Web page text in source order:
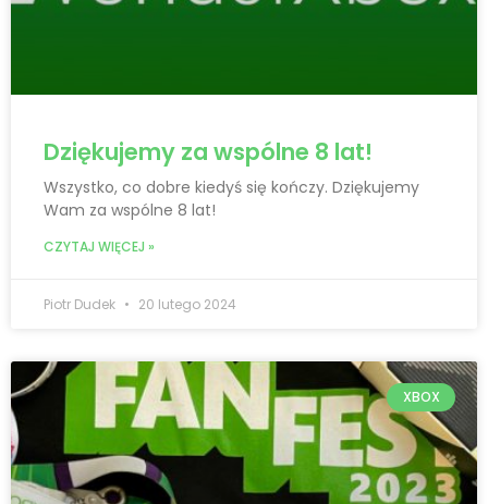
Dziękujemy za wspólne 8 lat!
Wszystko, co dobre kiedyś się kończy. Dziękujemy
Wam za wspólne 8 lat!
CZYTAJ WIĘCEJ »
Piotr Dudek 20 lutego 2024
XBOX